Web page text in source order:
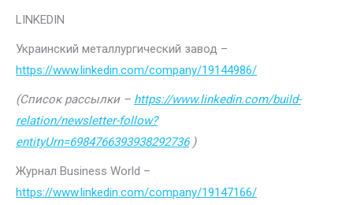
LINKEDIN
Украинский металлургический завод –
https://www.linkedin.com/company/19144986/
(Список рассылки – https://www.linkedin.com/build-
relation/newsletter-follow?
entityUrn=6984766393938292736)
Журнал Business World –
https://www.linkedin.com/company/19147166/